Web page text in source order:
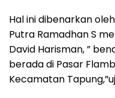
Hal ini dibenarkan
Putra Ramadhan S
David Harisman, ”
berada di Pasar
Kecamatan